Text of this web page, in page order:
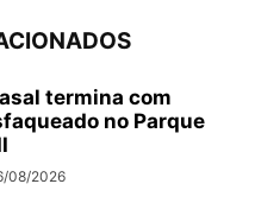
termina com
no Parque
08/2026